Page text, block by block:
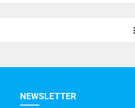
NEWSLETTER